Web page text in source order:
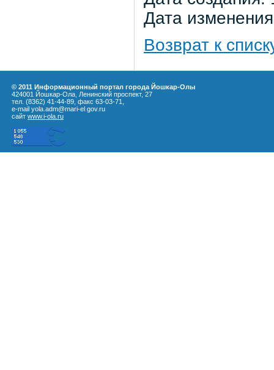
Дата
Возврат к
© 2011 Информационный портал города Йошкар-Олы
424001 Йошкар-Ола, Ленинский проспект, 27
тел. (8362) 41-44-89, факс 63-03-71,
e-mail yola.adm@mari-el.gov.ru
сайт www.i-ola.ru